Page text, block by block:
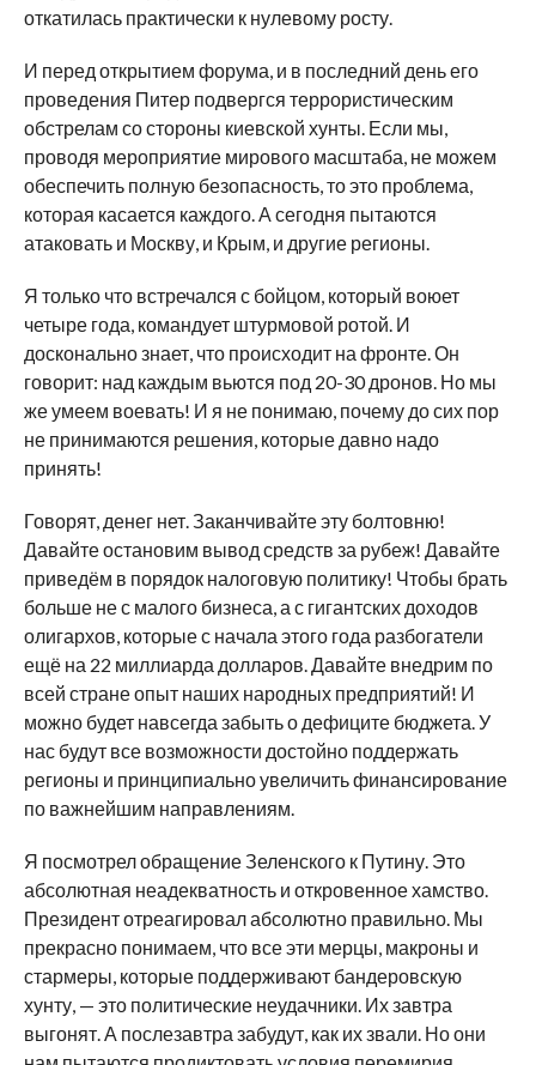
откатилась практически к нулевому росту.
И перед открытием форума, и в последний день его
проведения Питер подвергся террористическим
обстрелам со стороны киевской хунты. Если мы,
проводя мероприятие мирового масштаба, не можем
обеспечить полную безопасность, то это проблема,
которая касается каждого. А сегодня пытаются
атаковать и Москву, и Крым, и другие регионы.
Я только что встречался с бойцом, который воюет
четыре года, командует штурмовой ротой. И
досконально знает, что происходит на фронте. Он
говорит: над каждым вьются под 20-30 дронов. Но мы
же умеем воевать! И я не понимаю, почему до сих пор
не принимаются решения, которые давно надо
принять!
Говорят, денег нет. Заканчивайте эту болтовню!
Давайте остановим вывод средств за рубеж! Давайте
приведём в порядок налоговую политику! Чтобы брать
больше не с малого бизнеса, а с гигантских доходов
олигархов, которые с начала этого года разбогатели
ещё на 22 миллиарда долларов. Давайте внедрим по
всей стране опыт наших народных предприятий! И
можно будет навсегда забыть о дефиците бюджета. У
нас будут все возможности достойно поддержать
регионы и принципиально увеличить финансирование
по важнейшим направлениям.
Я посмотрел обращение Зеленского к Путину. Это
абсолютная неадекватность и откровенное хамство.
Президент отреагировал абсолютно правильно. Мы
прекрасно понимаем, что все эти мерцы, макроны и
стармеры, которые поддерживают бандеровскую
хунту, — это политические неудачники. Их завтра
выгонят. А послезавтра забудут, как их звали. Но они